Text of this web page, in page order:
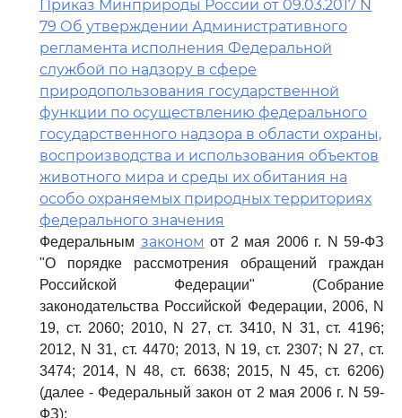
Приказ Минприроды России от 09.03.2017 N
79 Об утверждении Административного
регламента исполнения Федеральной
службой по надзору в сфере
природопользования государственной
функции по осуществлению федерального
государственного надзора в области охраны,
воспроизводства и использования объектов
животного мира и среды их обитания на
особо охраняемых природных территориях
федерального значения
Федеральным законом от 2 мая 2006 г. N 59-ФЗ
"О порядке рассмотрения обращений граждан
Российской Федерации" (Собрание
законодательства Российской Федерации, 2006, N
19, ст. 2060; 2010, N 27, ст. 3410, N 31, ст. 4196;
2012, N 31, ст. 4470; 2013, N 19, ст. 2307; N 27, ст.
3474; 2014, N 48, ст. 6638; 2015, N 45, ст. 6206)
(далее - Федеральный закон от 2 мая 2006 г. N 59-
ФЗ);